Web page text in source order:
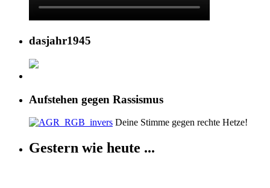
dasjahr1945
Aufstehen gegen Rassismus
Deine Stimme gegen rechte Hetze!
Gestern wie heute ...